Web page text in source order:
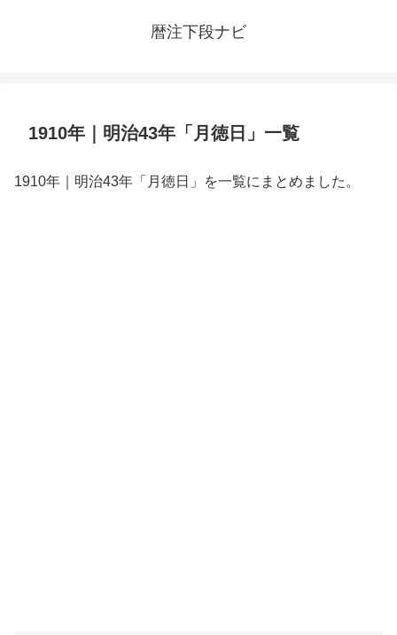
暦注下段ナビ
1910年｜明治43年「月徳日」一覧
1910年｜明治43年「月徳日」を一覧にまとめました。